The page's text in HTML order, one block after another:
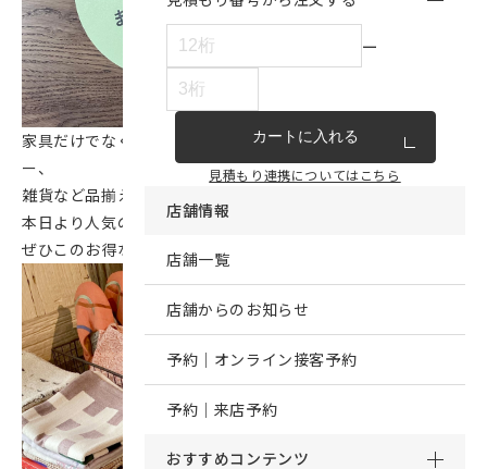
ー
カートに入れる
見積もり連携についてはこちら
店舗情報
店舗一覧
店舗からのお知らせ
予約｜オンライン接客予約
予約｜来店予約
おすすめコンテンツ
家具だけでなく、unicoオリジナルの寝具やクッションカバ
ー、
雑貨など品揃えも充実しております！
本日より人気のソファなども再値下げしておりますので
ぜひこのお得なタイミングにご利用ください！